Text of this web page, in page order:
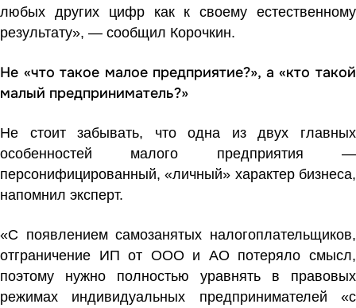
любых других цифр как к своему естественному
результату», — сообщил Корочкин.
Не «что такое малое предприятие?», а «кто такой
малый предприниматель?»
Не стоит забывать, что одна из двух главных
особенностей малого предприятия —
персонифицированный, «личный» характер бизнеса,
напомнил эксперт.
«С появлением самозанятых налогоплательщиков,
отграничение ИП от ООО и АО потеряло смысл,
поэтому нужно полностью уравнять в правовых
режимах индивидуальных предпринимателей «с